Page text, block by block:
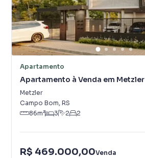
Apartamento
Apartamento à Venda em Metzler
Metzler
Campo Bom, RS
86m² 3 2 2
R$ 469.000,00Venda